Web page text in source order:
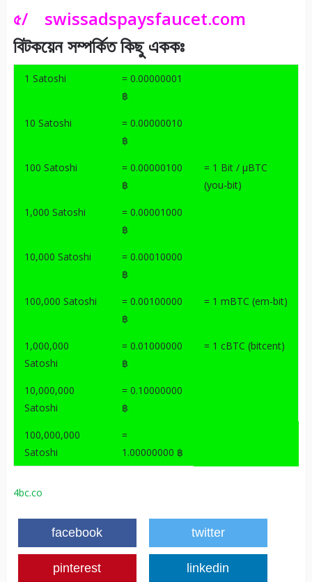
৫/ swissadspaysfaucet.com
বিটকয়েন সম্পর্কিত কিছু এককঃ
1 Satoshi
= 0.00000001
฿
10 Satoshi
= 0.00000010
฿
100 Satoshi
= 0.00000100
฿
= 1 Bit / μBTC
(you-bit)
1,000 Satoshi
= 0.00001000
฿
10,000 Satoshi
= 0.00010000
฿
100,000 Satoshi
= 0.00100000
฿
= 1 mBTC (em-bit)
1,000,000
Satoshi
= 0.01000000
฿
= 1 cBTC (bitcent)
10,000,000
Satoshi
= 0.10000000
฿
100,000,000
Satoshi
=
1.00000000 ฿
4bc.co
facebook twitter
pinterest linkedin